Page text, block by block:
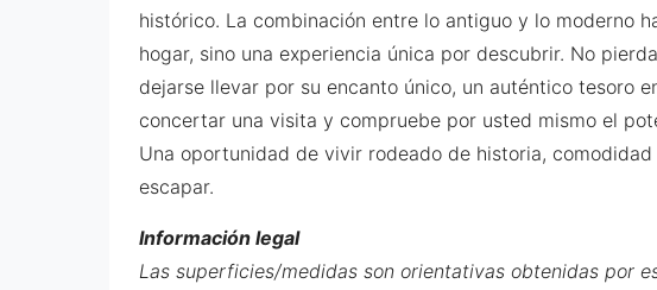
histórico. La combinación entre lo antiguo y lo moderno
hogar, sino una experiencia única por descubrir. No
dejarse llevar por su encanto único, un auténtico tesoro
concertar una visita y compruebe por usted mismo el
Una oportunidad de vivir rodeado de historia,
escapar.
Información legal
Las superficies/medidas son orientativas obtenidas por